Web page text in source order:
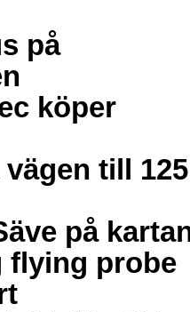
på
köper
till 125
på
flying probe